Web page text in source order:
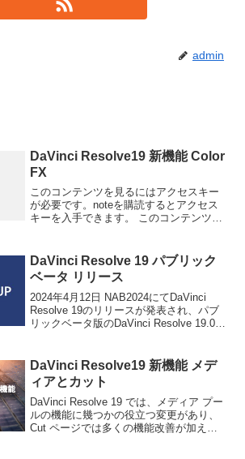
admin
DaVinci Resolve19 新機能 Color
FX
このコンテンツを見るにはアクセスキー
が必要です。noteを購読するとアクセス
キーを入手できます。 このコンテンツを
す。 パスワード:
DaVinci Resolve 19 パブリック
ベータ リリース
2024年4月12日 NAB2024にてDaVinci
Resolve 19のリリースが発表され、パブ
リックベータ版のDaVinci Resolve 19.0
DaVinci Resolve19 新機能 メデ
ィアとカット
DaVinci Resolve 19 では、メディア プー
ルの機能に幾つかの役立つ変更があり、
Cut ページでは多くの機能改善が加えら